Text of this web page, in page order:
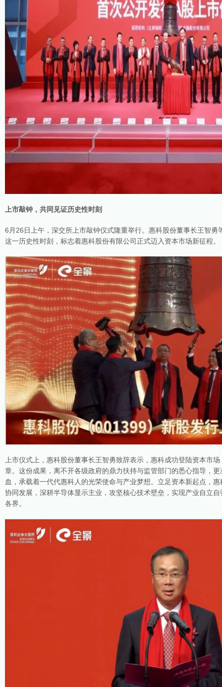
上市敲钟，共同见证历史性时刻
6月26日上午，深交所上市敲钟仪式隆重举行。惠科股份董事长王智勇
这一历史性时刻，标志着惠科股份有限公司正式迈入资本市场新征程。
上市仪式上，惠科股份董事长王智勇致辞表示，惠科成功登陆资本市
章。这份成果，离不开各级政府的鼎力扶持与监管部门的悉心指导，
血，承载着一代代惠科人的光荣使命与产业梦想。立足资本新起点，
协同发展，深耕半导体显示主业，攻坚核心技术壁垒，实现产业自立
各界。